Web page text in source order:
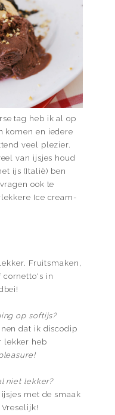
tag heb ik al op
komen en iedere
veel plezier.
van ijsjes houd
ijs (Italië) ben
ook te
Ice cream-
Fruitsmaken,
cornetto's in
op softijs?
dat ik discodip
lekker heb
niet lekker?
met de smaak